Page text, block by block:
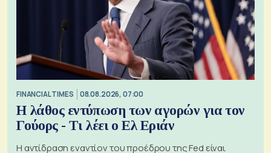
FINANCIAL TIMES 08.08.2026, 07:00
Η λάθος εντύπωση των αγορών για τον
Γούορς - Τι λέει ο Ελ Εριάν
Η αντίδραση εναντίον του προέδρου της Fed είναι